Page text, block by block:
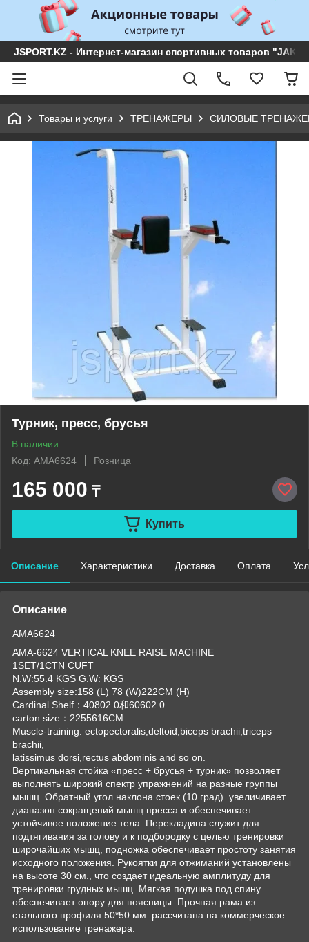
JSPORT.KZ - Интернет-магазин спортивных товаров
Товары и услуги ТРЕНАЖЕРЫ СИЛОВЫЕ
Турник, пресс, брусья
В наличии
Код: AMA6624
Розница
165 000 ₸
Купить
Описание Характеристики Доставка Оплата
Описание
AMA6624
AMA-6624 VERTICAL KNEE RAISE MACHINE
1SET/1CTN CUFT
N.W:55.4 KGS G.W: KGS
Assembly size:158 (L) 78 (W)222CM (H)
Cardinal Shelf：40802.0和60602.0
carton size：2255616CM
Muscle-training: ectopectoralis,deltoid,biceps brachii,triceps
brachii,
latissimus dorsi,rectus abdominis and so on.
Вертикальная стойка «пресс + брусья + турник» позволяет
выполнять широкий спектр упражнений на разные группы
мышц. Обратный угол наклона стоек (10 град). увеличивает
диапазон сокращений мышц пресса и обеспечивает
устойчивое положение тела. Перекладина служит для
подтягивания за голову и к подбородку с целью тренировки
широчайших мышц, подножка обеспечивает простоту занятия
исходного положения. Рукоятки для отжиманий установлены
на высоте 30 см., что создает идеальную амплитуду для
тренировки грудных мышц. Мягкая подушка под спину
обеспечивает опору для поясницы. Прочная рама из
стального профиля 50*50 мм. рассчитана на коммерческое
использование тренажера.